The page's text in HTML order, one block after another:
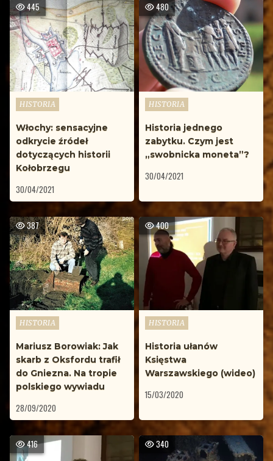
445
Opublikowane
HISTORIA
Włochy: sensacyjne
odkrycie źródeł
dotyczących historii
Kołobrzegu
30/04/2021
480
Opublikowane
HISTORIA
Historia jednego
zabytku. Czym jest
„swobnicka moneta”?
30/04/2021
387
Opublikowane
HISTORIA
Mariusz Borowiak: Jak
skarb z Oksfordu trafił
do Gniezna. Na tropie
polskiego wywiadu
28/09/2020
400
Opublikowane
HISTORIA
Historia ułanów
Księstwa
Warszawskiego (wideo)
15/03/2020
416 340